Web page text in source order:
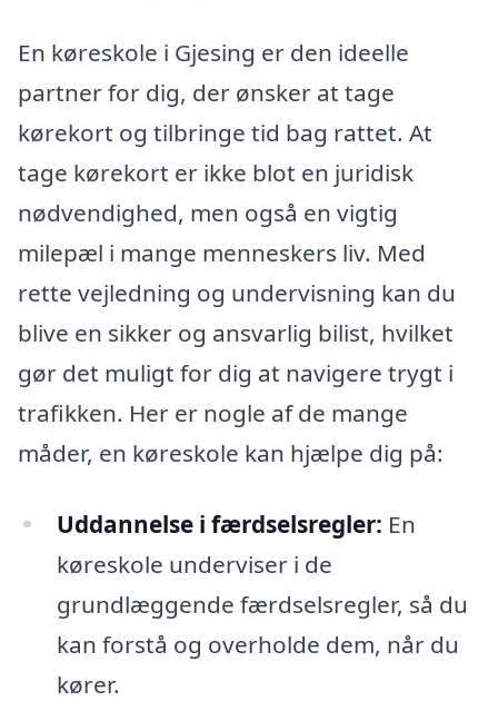
En køreskole i Gjesing er den ideelle
partner for dig, der ønsker at tage
kørekort og tilbringe tid bag rattet. At
tage kørekort er ikke blot en juridisk
nødvendighed, men også en vigtig
milepæl i mange menneskers liv. Med
rette vejledning og undervisning kan du
blive en sikker og ansvarlig bilist, hvilket
gør det muligt for dig at navigere trygt i
trafikken. Her er nogle af de mange
måder, en køreskole kan hjælpe dig på:
Uddannelse i færdselsregler: En
køreskole underviser i de
grundlæggende færdselsregler, så du
kan forstå og overholde dem, når du
kører.